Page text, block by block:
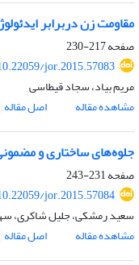
مقاومت زن دربرابر
صفحه217-230
jor.2015.57083
مریم بیاد، سجاد قیطاسی
مشاهده مقاله
اصل مقاله
جلوه‌های ساختاری و
صفحه231-243
jor.2015.57084
سعید رمشکی، جلیل شاکری،
مشاهده مقاله
اصل مقاله